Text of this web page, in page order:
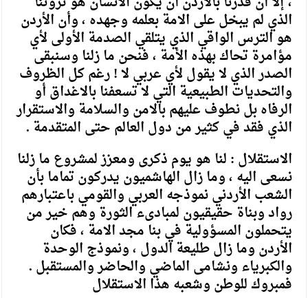
الذي لم يبخل على الامة بعلمه وجهده ، وأن الأردن
هو الترس الواقي الذي يتلقي الصدمة الأولى لأي
مؤامرة تحاك بهذه الأمة ، فنحن ما زلنا وسنبقى
الصدر الذي لا يقول لأي عربي لا ! رغم كل الظروف
والتحديات الطبيعية التي لا تسعفنا بالاغداق أو
الرفاه بل نطوف عليهم بالامن والسلامة والاستقرار
الذي فقد في كثير من دول العالم حتى المتقدمة .
الاستقلال : لنا هو يوم ذكرى ومعزز لمشروع ما زلنا
نسعى اليه ، وما زال الهاشميون يدركون تماما بأن
الشعب الأردني نموذجه العربي والقومي باعتبارهم
رواد وبناة حقيقيون لمبادىء الثورة وهم خير من
يتحملون المسؤولية في بنا مجد الامة ، فكان
الأردن وما زال طليعة الدول ، ونموذج الوحدة
والكبرياء ونشامى الماضي والحاضر والمستقبل .
فمبروك للوطن وشعبه هذا الاستقلال